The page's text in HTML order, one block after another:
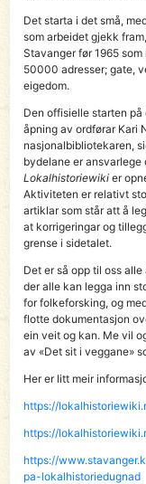
Det starta i det små,
som arbeidet gjekk
Stavanger før 1965
50000 adresser; gate,
eigedom.
Den offisielle starten
åpning av ordførar Kari
nasjonalbibliotekaren,
bydelane er ansvarlege
Lokalhistoriewikier
Aktiviteten er relativt
artiklar som står att å
at korrigeringar og
grense i sidetalet.
Det er så opp til oss
der alle kan legga inn
for folkeforsking, og
flotte dokumentasjon
ein veit og kan. Me vil
av «Det sit i veggane»
Her er litt meir
https://
https://
https://
pa-lokalhistoriedugnad